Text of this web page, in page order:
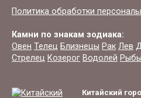
Политика обработки
Камни по знакам зодиака:
Овен Телец Близнецы Рак Лев
Стрелец Козерог Водолей Рыбы
Китайский